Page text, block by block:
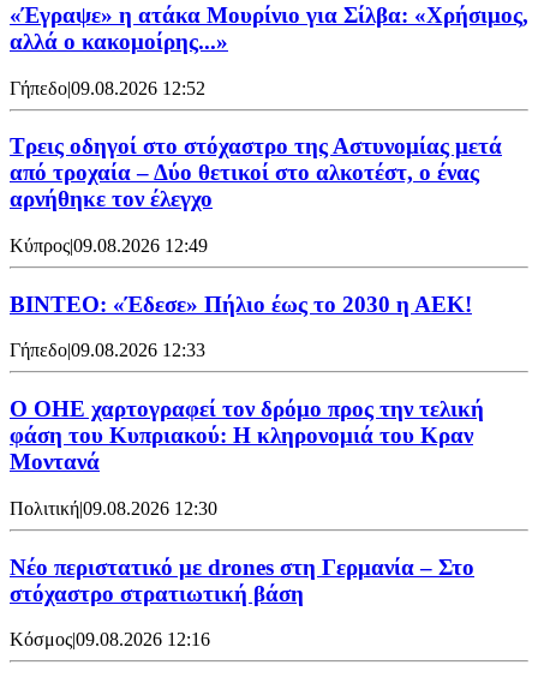
«Έγραψε» η ατάκα Μουρίνιο για Σίλβα: «Χρήσιμος,
αλλά ο κακομοίρης...»
Γήπεδο|09.08.2026 12:52
Τρεις οδηγοί στο στόχαστρο της Αστυνομίας μετά
από τροχαία – Δύο θετικοί στο αλκοτέστ, ο ένας
αρνήθηκε τον έλεγχο
Κύπρος|09.08.2026 12:49
ΒΙΝΤΕΟ: «Έδεσε» Πήλιο έως το 2030 η ΑΕΚ!
Γήπεδο|09.08.2026 12:33
Ο ΟΗΕ χαρτογραφεί τον δρόμο προς την τελική
φάση του Κυπριακού: Η κληρονομιά του Κραν
Μοντανά
Πολιτική|09.08.2026 12:30
Νέο περιστατικό με drones στη Γερμανία – Στο
στόχαστρο στρατιωτική βάση
Κόσμος|09.08.2026 12:16